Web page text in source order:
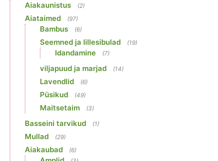
Aiakaunistus (2)
Aiataimed (97)
Bambus (6)
Seemned ja lillesibulad (19)
Idandamine (7)
viljapuud ja marjad (14)
Lavendlid (6)
Püsikud (49)
Maitsetaim (3)
Basseini tarvikud (1)
Mullad (29)
Aiakaubad (6)